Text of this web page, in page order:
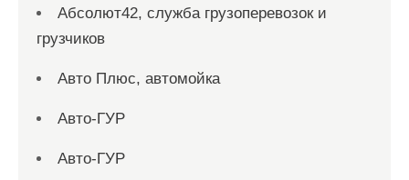
Абсолют42, служба грузоперевозок и
грузчиков
Авто Плюс, автомойка
Авто-ГУР
Авто-ГУР